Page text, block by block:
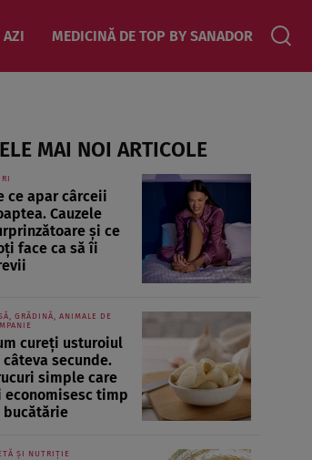
AZI MEDICINĂ DE TOP BY SANADOR
MAI NOI ARTICOLE
ce apar cârceii
Cauzele
și ce
face ca să îi
GRĂDINĂ, ANIMALE DE
cureți usturoiul
câteva secunde.
simple care
timp
bucătărie
ȘI NUTRIȚIE